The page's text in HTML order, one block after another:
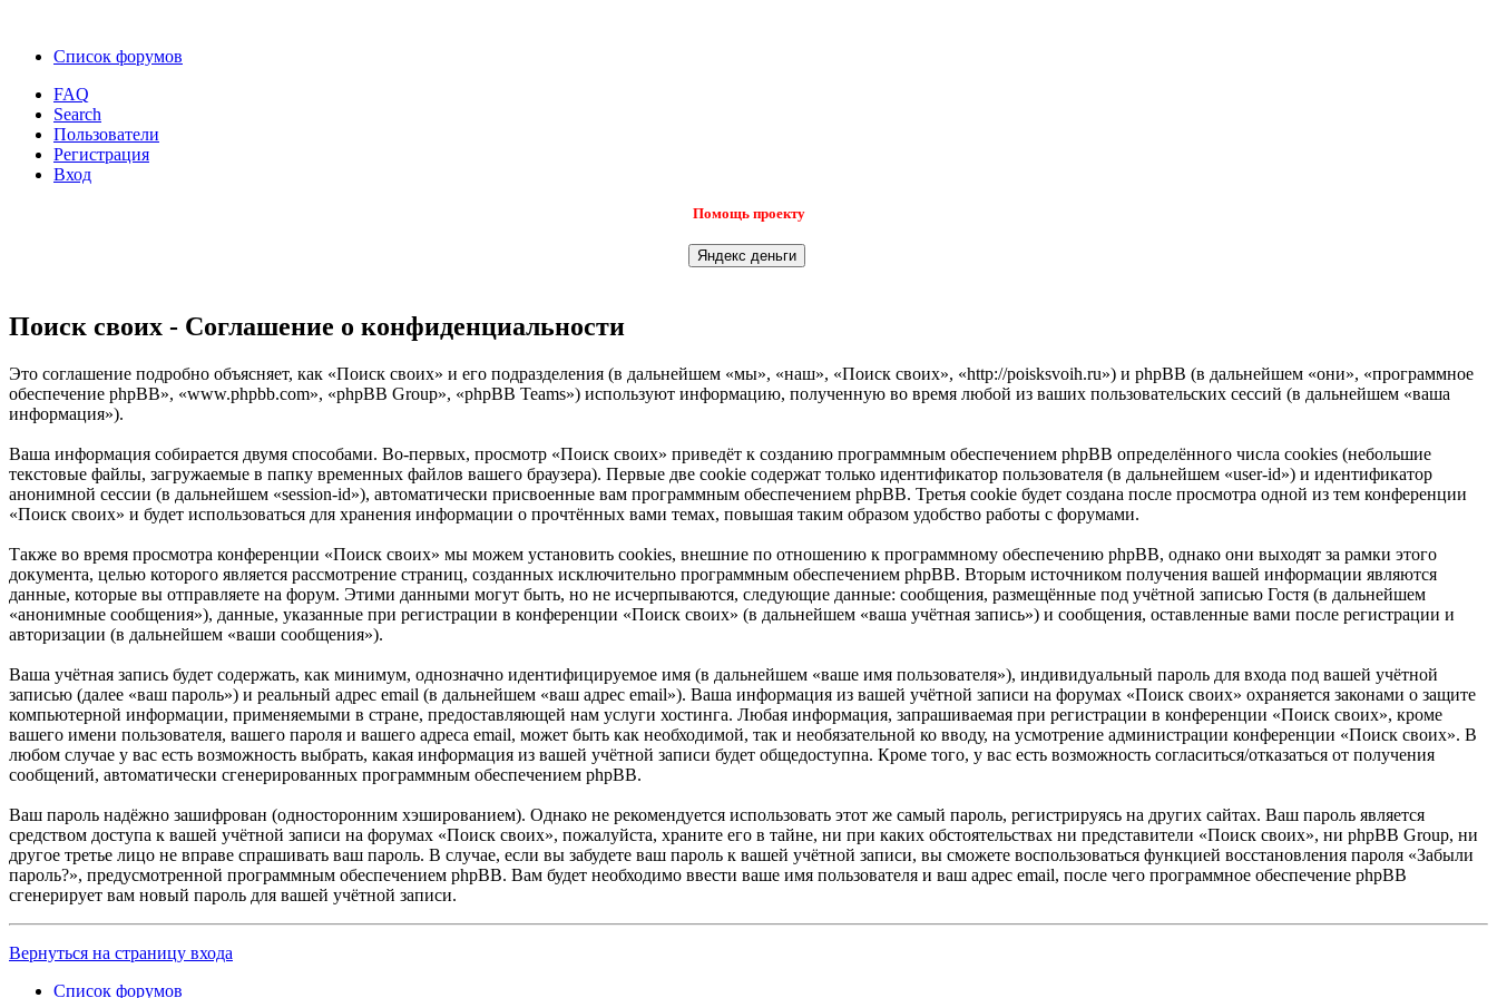
Список форумов
FAQ
Search
Пользователи
Регистрация
Вход
Помощь проекту
Поиск своих - Соглашение о конфиденциальности
Это соглашение подробно объясняет, как «Поиск своих» и его подразделения (в дальнейшем «мы», «наш», «Поиск своих», «http://poisksvoih.ru») и phpBB (в дальнейшем «они», «программное
обеспечение phpBB», «www.phpbb.com», «phpBB Group», «phpBB Teams») используют информацию, полученную во время любой из ваших пользовательских сессий (в дальнейшем «ваша
информация»).
Ваша информация собирается двумя способами. Во-первых, просмотр «Поиск своих» приведёт к созданию программным обеспечением phpBB определённого числа cookies (небольшие
текстовые файлы, загружаемые в папку временных файлов вашего браузера). Первые две cookie содержат только идентификатор пользователя (в дальнейшем «user-id») и идентификатор
анонимной сессии (в дальнейшем «session-id»), автоматически присвоенные вам программным обеспечением phpBB. Третья cookie будет создана после просмотра одной из тем конференции
«Поиск своих» и будет использоваться для хранения информации о прочтённых вами темах, повышая таким образом удобство работы с форумами.
Также во время просмотра конференции «Поиск своих» мы можем установить cookies, внешние по отношению к программному обеспечению phpBB, однако они выходят за рамки этого
документа, целью которого является рассмотрение страниц, созданных исключительно программным обеспечением phpBB. Вторым источником получения вашей информации являются
данные, которые вы отправляете на форум. Этими данными могут быть, но не исчерпываются, следующие данные: сообщения, размещённые под учётной записью Гостя (в дальнейшем
«анонимные сообщения»), данные, указанные при регистрации в конференции «Поиск своих» (в дальнейшем «ваша учётная запись») и сообщения, оставленные вами после регистрации и
авторизации (в дальнейшем «ваши сообщения»).
Ваша учётная запись будет содержать, как минимум, однозначно идентифицируемое имя (в дальнейшем «ваше имя пользователя»), индивидуальный пароль для входа под вашей учётной
записью (далее «ваш пароль») и реальный адрес email (в дальнейшем «ваш адрес email»). Ваша информация из вашей учётной записи на форумах «Поиск своих» охраняется законами о защите
компьютерной информации, применяемыми в стране, предоставляющей нам услуги хостинга. Любая информация, запрашиваемая при регистрации в конференции «Поиск своих», кроме
вашего имени пользователя, вашего пароля и вашего адреса email, может быть как необходимой, так и необязательной ко вводу, на усмотрение администрации конференции «Поиск своих». В
любом случае у вас есть возможность выбрать, какая информация из вашей учётной записи будет общедоступна. Кроме того, у вас есть возможность согласиться/отказаться от получения
сообщений, автоматически сгенерированных программным обеспечением phpBB.
Ваш пароль надёжно зашифрован (односторонним хэшированием). Однако не рекомендуется использовать этот же самый пароль, регистрируясь на других сайтах. Ваш пароль является
средством доступа к вашей учётной записи на форумах «Поиск своих», пожалуйста, храните его в тайне, ни при каких обстоятельствах ни представители «Поиск своих», ни phpBB Group, ни
другое третье лицо не вправе спрашивать ваш пароль. В случае, если вы забудете ваш пароль к вашей учётной записи, вы сможете воспользоваться функцией восстановления пароля «Забыли
пароль?», предусмотренной программным обеспечением phpBB. Вам будет необходимо ввести ваше имя пользователя и ваш адрес email, после чего программное обеспечение phpBB
сгенерирует вам новый пароль для вашей учётной записи.
Вернуться на страницу входа
Список форумов